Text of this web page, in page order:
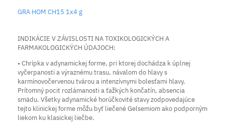
GRA HOM CH15 1x4 g
INDIKÁCIE V ZÁVISLOSTI NA TOXIKOLOGICKÝCH A
FARMAKOLOGICKÝCH ÚDAJOCH:
• Chrípka v adynamickej forme, pri ktorej dochádza k úplnej
vyčerpanosti a výraznému trasu, návalom do hlavy s
karmínovočervenou tvárou a intenzívnymi bolesťami hlavy.
Prítomný pocit rozlámanosti a ťažkých končatín, absencia
smädu. Všetky adynamické horúčkovité stavy zodpovedajúce
tejto klinickej forme môžu byť liečené Gelsemiom ako podporným
liekom ku klasickej liečbe.